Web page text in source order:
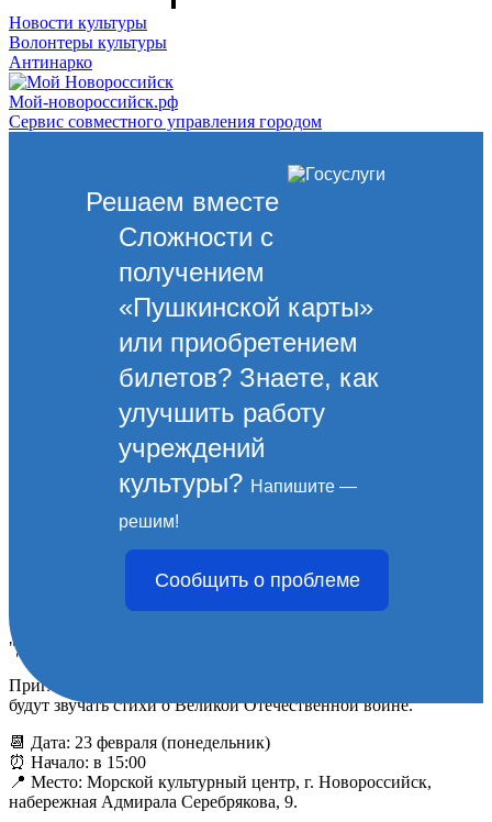
Новости культуры
Волонтеры культуры
Антинарко
Мой-новороссийск.рф
Сервис совместного управления городом
Решаем вместе
Сложности с
получением
«Пушкинской карты»
или приобретением
билетов? Знаете, как
улучшить работу
учреждений
культуры? Напишите —
решим!
Сообщить о проблеме
Поэтический вечер с
Дмитрием Кравченко
11 ФЕВРАЛЯ 2026
"Дневник памяти" на сцене МКЦ!
Приглашаем на поэтический вечер с Дмитрием Кравченко, где
будут звучать стихи о Великой Отечественной войне.
📆 Дата: 23 февраля (понедельник)
⏰ Начало: в 15:00
📍 Место: Морской культурный центр, г. Новороссийск,
набережная Адмирала Серебрякова, 9.